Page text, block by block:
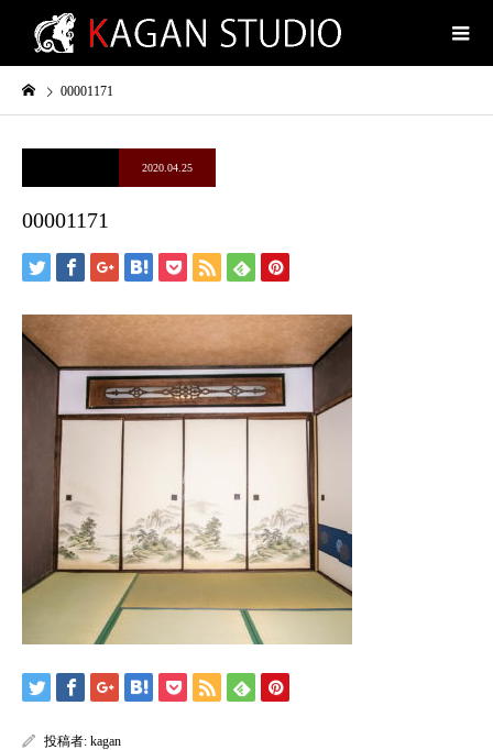
00001171
2020.04.25
00001171
投稿者: kagan